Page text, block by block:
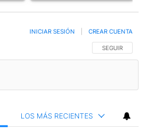
SIGA ESTA
SEGUIR
INICIAR SESIÓN CREAR CUENTA
LOS MÁS RECIENTES